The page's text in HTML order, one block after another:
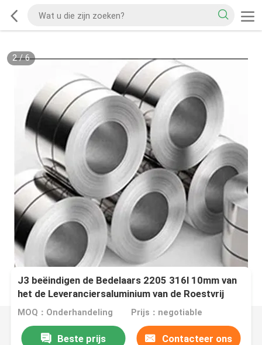
2/6
J3 beëindigen de Bedelaars 2205 316l 10mm van
het de Leveranciersaluminium van de Roestvrij
staalrol Blad van de het Staalrol het
MOQ：Onderhandeling Prijs：negotiable
Beste prijs Contacteer ons